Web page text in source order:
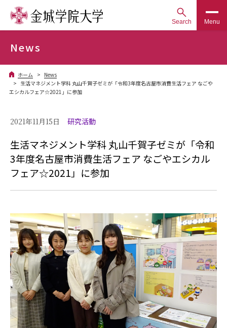
Search Menu
News
ホーム
News
生活マネジメント学科 丸山千賀子ゼミが「令和3年度名古屋市消費生活フェア なごや
エシカルフェア☆2021」に参加
2021年11月15日 研究活動
生活マネジメント学科 丸山千賀子ゼミが「令和
3年度名古屋市消費生活フェア なごやエシカル
フェア☆2021」に参加